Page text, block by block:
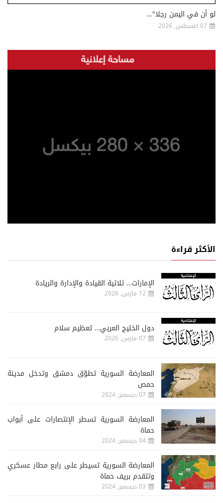
لو أن في اليمن رجلا"…
07 اغسطس, 2026
الأكثر قراءة
الإمارات… ثلاثية القيادة والإدارة والريادة
12 مارس, 2026
دول الخليج العربي… تعظيم سلام
07 مارس, 2026
المعارضة السورية تطوّق دمشق وتدخل مدينة
حمص
07 ديسمبر, 2024
المعارضة السورية تسطر الإنتصارات على أبواب
حماة
04 ديسمبر, 2024
المعارضة السورية تسيطر على رابع مطار عسكري
وتتقدم بريف حماة
03 ديسمبر, 2024